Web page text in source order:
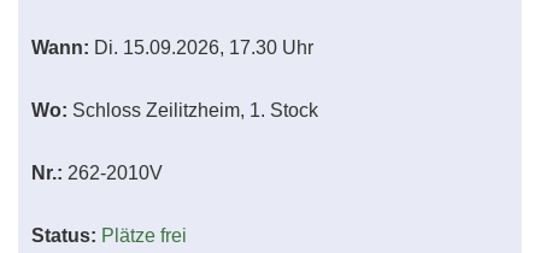
Wann: Di. 15.09.2026, 17.30 Uhr
Wo: Schloss Zeilitzheim, 1. Stock
Nr.: 262-2010V
Status: Plätze frei